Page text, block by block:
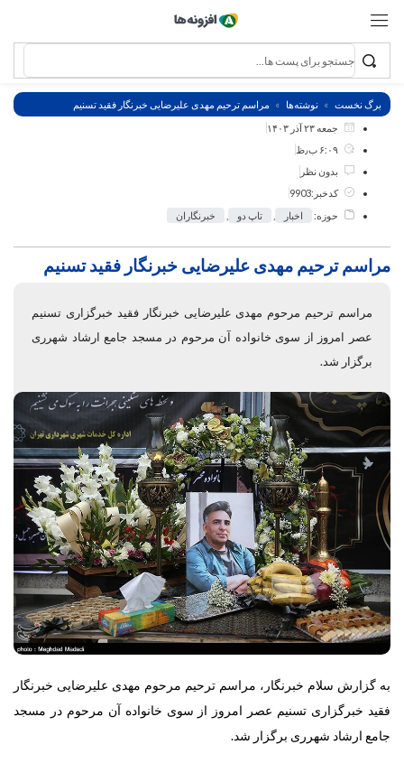
برگ نخست نوشته‌ها
مراسم ترحیم مهدی علیرضایی خبرنگار فقید تسنیم
جمعه ۲۳ آذر ۱۴۰۳
۶:۰۹ ب٫ظ
بدون نظر
کدخبر:9903
حوزه:
اخبار تاپ دو خبرنگاران
مراسم ترحیم مهدی علیرضایی خبرنگار فقید تسنیم
مراسم ترحیم مرحوم مهدی علیرضایی خبرنگار فقید خبرگزاری تسنیم
عصر امروز از سوی خانواده آن مرحوم در مسجد جامع ارشاد شهرری
برگزار شد.
به گزارش سلام خبرنگار، مراسم ترحیم مرحوم مهدی علیرضایی خبرنگار
فقید خبرگزاری تسنیم عصر امروز از سوی خانواده آن مرحوم در مسجد
جامع ارشاد شهرری برگزار شد.